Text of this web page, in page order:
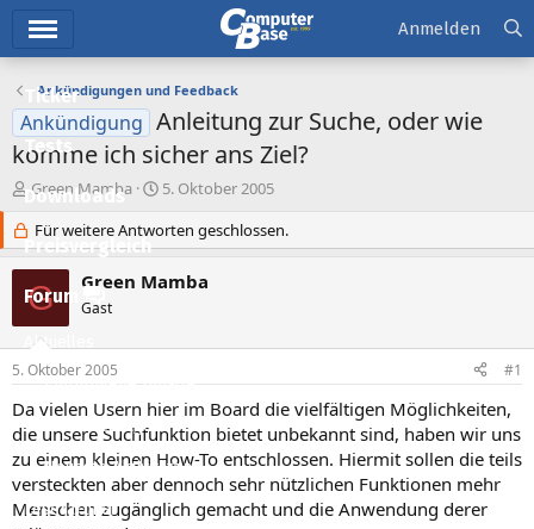
Ticker
Tests
Downloads
Preisvergleich
Forum
Aktuelles
Empfohlene Inhalte
Neue Beiträge
Neueste Aktivitäten
Leserartikel
Anmelden
Ankündigungen und Feedback
Ankündigung Anleitung zur Suche, oder wie
komme ich sicher ans Ziel?
E
r
s
t
e
l
Green Mamba
E
s
t
l
m
5. Oktober 2005
Für weitere Antworten geschlossen.
G Green Mamba
Gast
5. Oktober 2005 #1
Da vielen Usern hier im Board die vielfältigen Möglichkeiten,
die unsere Suchfunktion bietet unbekannt sind, haben wir uns
zu einem kleinen How-To entschlossen. Hiermit sollen die teils
versteckten aber dennoch sehr nützlichen Funktionen mehr
Menschen zugänglich gemacht und die Anwendung derer